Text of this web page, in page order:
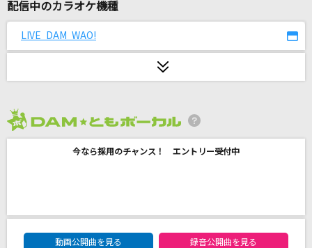
鱗(うろこ)
DOUBLE PUNCH LOVE
[生音]TSUNAMI
配信中のカラオケ機種
LIVE DAM WAO!
今なら採用のチャンス！ エントリー受付中
DAM★ともボーカルエントリーランキング
動画公開曲を見る
録音公開曲を見る